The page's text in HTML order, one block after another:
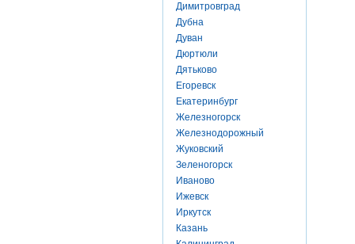
Димитровград
Дубна
Дуван
Дюртюли
Дятьково
Егоревск
Екатеринбург
Железногорск
Железнодорожный
Жуковский
Зеленогорск
Иваново
Ижевск
Иркутск
Казань